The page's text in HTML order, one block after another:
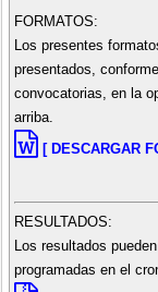
FORMATOS:
Los presentes
presentados,
convocatorias, en la
arriba.
[ DESCARGAR
RESULTADOS:
Los resultados
programadas en el